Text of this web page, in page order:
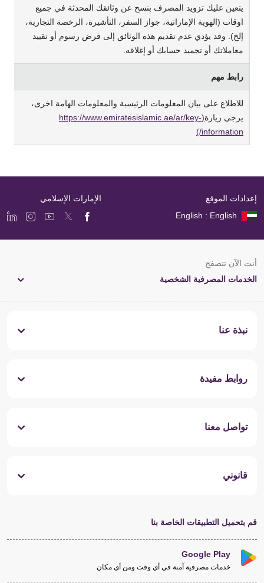
ﻳﺘﻌﻴﻦ ﻋﻠﻴﻚ ﺗﺰوﻳﺪ اﻟﻤﺼﺮف ﺑﻨﺴﺦ ﻋﻦ وﺛﺎﺋﻘﻚ اﻟﻤﺤﺪﺛﺔ ﻓﻲ ﺟﻤﻴﻊ
اوﻗﺎت (اﻟﻬﻮﻳﺔ الإﻣﺎراﺗﻴﺔ، ﺟﻮاز اﻟﺴﻔﺮ، اﻟﺘﺄﺷﻴﺮة، اﻟﺮﺧﺼﺔ اﻟﺘﺠﺎرﻳﺔ،
إﻟﺦ). وﻗﺪ ﻳﺆدي ﻋﺪم ﺗﻘﺪﻳﻢ ﻫﺬه اﻟﻮﺛﺎﺋﻖ إﻟﻰ ﻓﺮض رﺳﻮم أو ﺗﻘﻴﻴﺪ
ﻣﻌﺎﻣﻼﺗﻚ أو ﺗﺠﻤﻴﺪ ﺣﺴﺎﺑﻚ أو إﻏﻼﻗﻪ.
راﺑﻂ ﻣﻬﻢ
ﻟﻼﻃﻼع ﻋﻠﻰ ﺑﻴﺎن اﻟﻤﻌﻠﻮﻣﺎت اﻟﺮﺋﻴﺴﻴﺔ واﻟﻤﻌﻠﻮﻣﺎت اﻟﻬﺎﻣﺔ اﺧﺮى،
ﻳﺮﺟﻰ زﻳﺎرة (https://www.emiratesislamic.ae/ar/key-
information/)
إعدادات الموقع
English : English
الإمارات الإسلامي
أنت الآن تتصفح
الخدمات المصرفية الشخصية
نبذة عنا
روابط مفيدة
تواصل معنا
قانوني
قم بتحميل التطبيقات الخاصة بنا
Google Play
خدمات مصرفية آمنة في أي وقت ومن أي مكان